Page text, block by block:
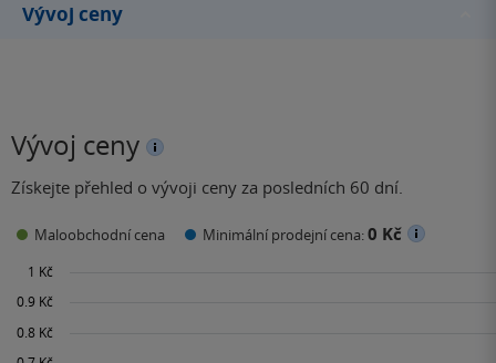
Vývoj ceny
Vývoj ceny
Získejte přehled o vývoji ceny za posledních 60 dní.
Maloobchodní cena Minimální prodejní cena:0 Kč